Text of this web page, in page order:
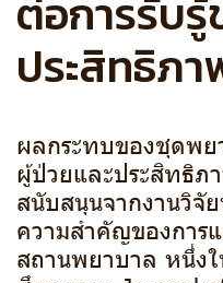
ต่อการรับ
ประสิทธิภา
ผลกระทบของชุดพย
ผู้ป่วยและประสิทธิภ
สนับสนุนจากงานวิจั
ความสำคัญของการ
สถานพยาบาล หนึ่ง